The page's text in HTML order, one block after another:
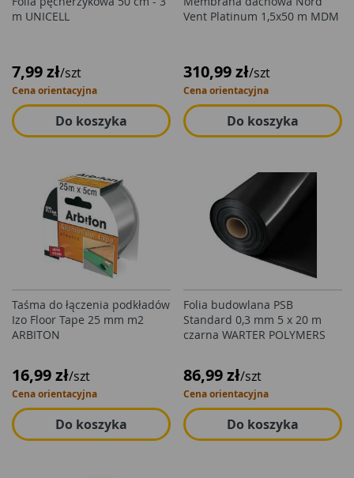
m UNICELL
7,99 zł/szt
Cena orientacyjna
Do koszyka
Vent Platinum 1,5x50 m MDM
310,99 zł/szt
Cena orientacyjna
Do koszyka
Taśma do łączenia podkładów
Izo Floor Tape 25 mm m2
ARBITON
16,99 zł/szt
Cena orientacyjna
Do koszyka
Folia budowlana PSB
Standard 0,3 mm 5 x 20 m
czarna WARTER POLYMERS
86,99 zł/szt
Cena orientacyjna
Do koszyka